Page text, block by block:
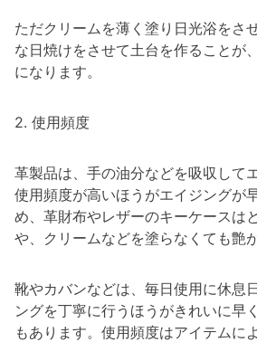
ただクリームを薄く塗り日光浴をさ
な日焼けをさせて土台を作ることが
になります。
2. 使用頻度
革製品は、手の油分などを吸収して
使用頻度が高いほうがエイジングが
め、革財布やレザーのキーケースは
や、クリームなどを塗らなくても艶
靴やカバンなどは、毎日使用に休息
ングを丁寧に行うほうがきれいに早
もあります。使用頻度はアイテムに